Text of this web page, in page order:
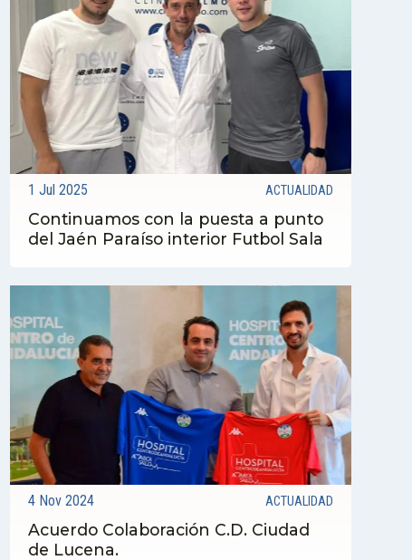
1 Jul 2025 ACTUALIDAD
Continuamos con la puesta a punto
del Jaén Paraíso interior Futbol Sala
4 Nov 2024 ACTUALIDAD
Acuerdo Colaboración C.D. Ciudad
de Lucena.